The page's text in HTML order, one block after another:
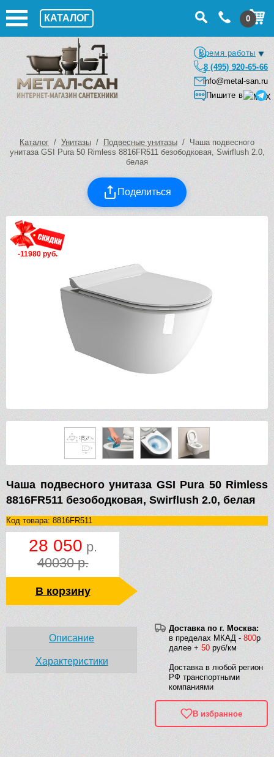
КАТАЛОГ 0
Время работы
8 (495) 920-65-66
info@metal-san.ru
Пишите в
Каталог / Унитазы / Подвесные унитазы / Чаша подвесного
унитаза GSI Pura 50 Rimless 8816FR511 безободковая, Swirflush 2.0,
белая
Поделиться
-11980 руб.
Чаша подвесного унитаза GSI Pura 50 Rimless
8816FR511 безободковая, Swirflush 2.0, белая
Код товара: 8816FR511
28 050 р.
40030 р.
В корзину
Доставка по г. Москва:
в пределах МКАД - 800р
далее + 50 руб/км
Доставка в любой регион
РФ транспортными
компаниями
В избранное
Описание
Характеристики